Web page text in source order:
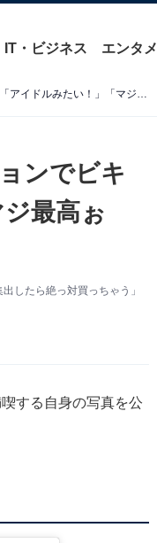
IT・ビジネス エンタメ
田中律子、50歳とは思えぬ抜群のプロポーションでビキニショット披露！ 「アイドルみたい！」「マジ最高ぉ～」
ンでビキ
最高ぉ
したら絶っ対買っちゃう」
する自身の写真を公